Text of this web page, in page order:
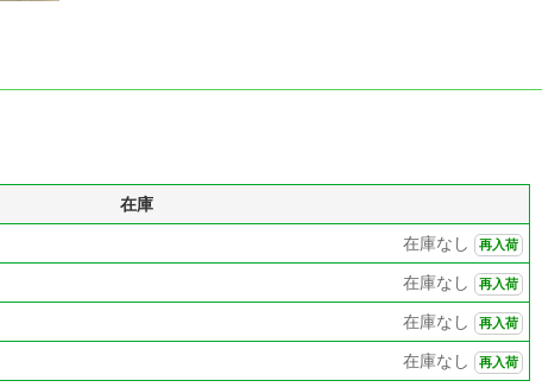
在庫
在庫なし 再入荷
在庫なし 再入荷
在庫なし 再入荷
在庫なし 再入荷